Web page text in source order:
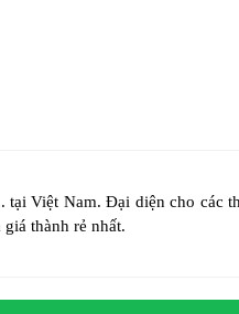
tại Việt Nam. Đại diện cho các
thành rẻ nhất.